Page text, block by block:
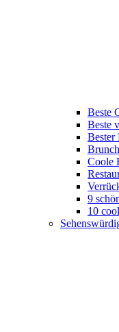
Beste
Beste
Bester
Coole
9
10